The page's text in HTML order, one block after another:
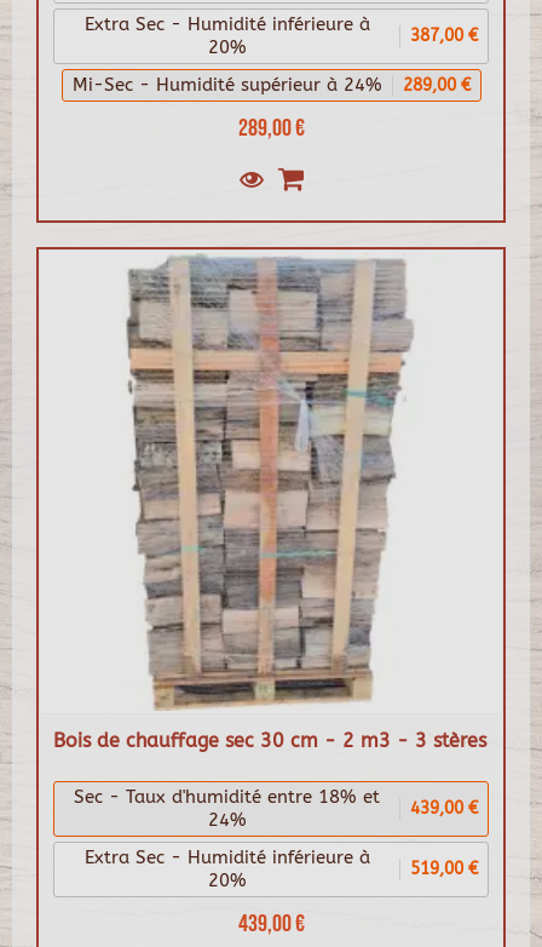
289,00 €
Extra Sec - Humidité inférieure à
20%
387,00 €
Mi-Sec - Humidité supérieur à 24% 289,00 €
Bois de chauffage sec 30 cm - 2 m3 - 3 stères
439,00 €
Sec - Taux d'humidité entre 18% et
24%
439,00 €
Extra Sec - Humidité inférieure à
20%
519,00 €